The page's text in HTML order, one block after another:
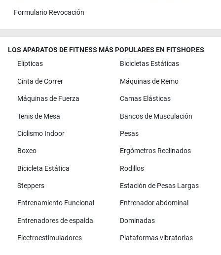
Formulario Revocación
LOS APARATOS DE FITNESS MÁS POPULARES EN FITSHOP.ES
Elípticas
Bicicletas Estáticas
Cinta de Correr Máquinas de Remo
Máquinas de Fuerza Camas Elásticas
Tenis de Mesa Bancos de Musculación
Ciclismo Indoor Pesas
Boxeo Ergómetros Reclinados
Bicicleta Estática Rodillos
Steppers Estación de Pesas Largas
Entrenamiento Funcional Entrenador abdominal
Entrenadores de espalda Dominadas
Electroestimuladores Plataformas vibratorias